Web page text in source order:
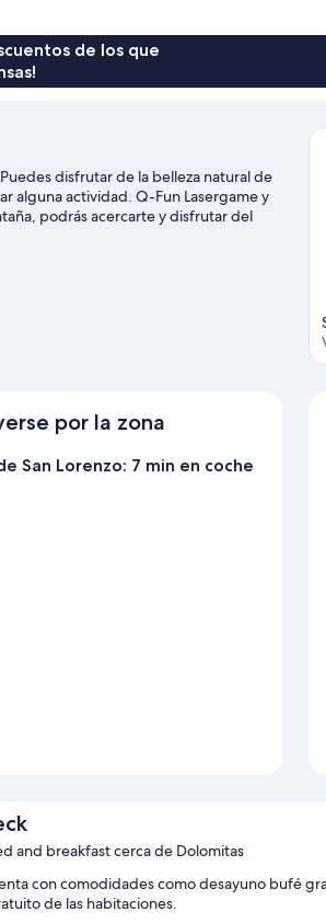
de los que
disfrutar de la belleza natural de
alguna actividad. Q-Fun Lasergame y
podrás acercarte y disfrutar del
sobre hielo y las rutas con raquetas de
por la zona
San Lorenzo: 7 min en coche
and breakfast cerca de Dolomitas
con comodidades como desayuno bufé
de las habitaciones.